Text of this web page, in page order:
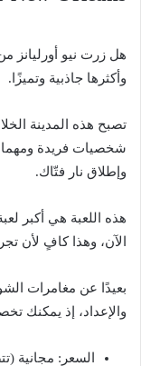
هل زرت نيو أورليانز
وأكثرها جاذبية وتميزًا.
تصبح هذه المدينة
شخصيات فريدة
وإطلاق نار فتّاك.
هذه اللعبة هي أكبر
الآن، وهذا كافٍ لأن
بعيدًا عن مغامرات
والإعداد، إذ يمكنك
السعر: مجانية